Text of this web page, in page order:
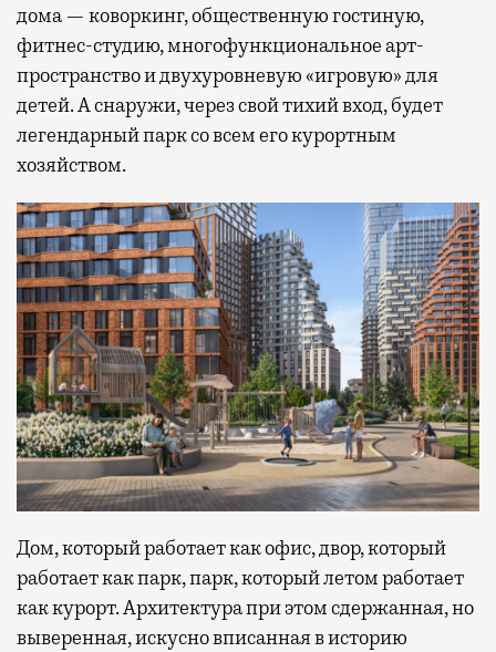
дома — коворкинг, общественную гостиную,
фитнес-студию, многофункциональное арт-
пространство и двухуровневую «игровую» для
детей. А снаружи, через свой тихий вход, будет
легендарный парк со всем его курортным
хозяйством.
Дом, который работает как офис, двор, который
работает как парк, парк, который летом работает
как курорт. Архитектура при этом сдержанная, но
выверенная, искусно вписанная в историю